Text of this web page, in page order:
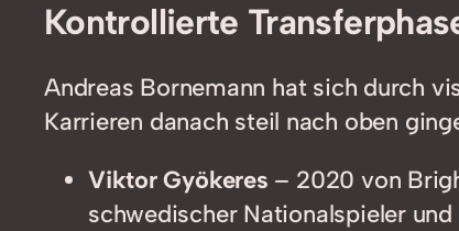
Kontrollierte
Andreas Bornemann hat sich durch
Karrieren danach steil nach oben
Viktor Gyökeres – 2020 von
schwedischer Nationalspieler